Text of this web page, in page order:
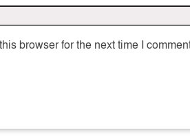
browser for the next time I